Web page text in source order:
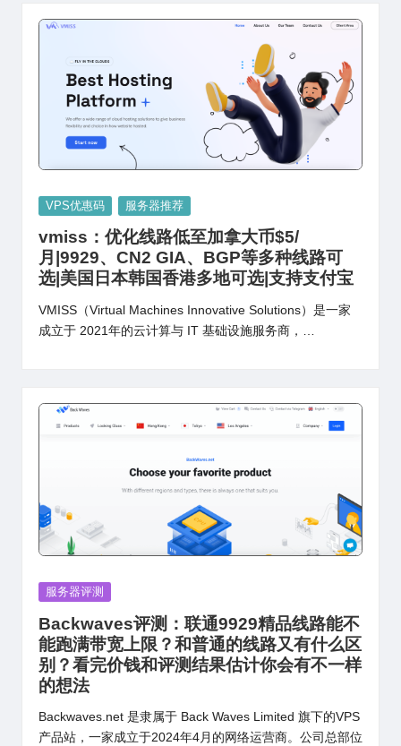
Posted
VPS优惠码 服务器推荐
vmiss：优化线路低至加拿大币$5/
月|9929、CN2 GIA、BGP等多种线路可
选|美国日本韩国香港多地可选|支持支付宝
VMISS（Virtual Machines Innovative Solutions）是一家
成立于 2021年的云计算与 IT 基础设施服务商，…
Posted
服务器评测
Backwaves评测：联通9929精品线路能不
能跑满带宽上限？和普通的线路又有什么区
别？看完价钱和评测结果估计你会有不一样
的想法
Backwaves.net 是隶属于 Back Waves Limited 旗下的VPS
产品站，一家成立于2024年4月的网络运营商。公司总部位